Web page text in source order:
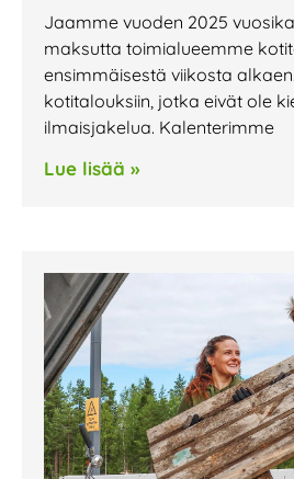
Jaamme vuoden 2025
maksutta toimialueemme
ensimmäisestä viikosta
kotitalouksiin, jotka eivät ole
ilmaisjakelua. Kalenterimme
Lue lisää »